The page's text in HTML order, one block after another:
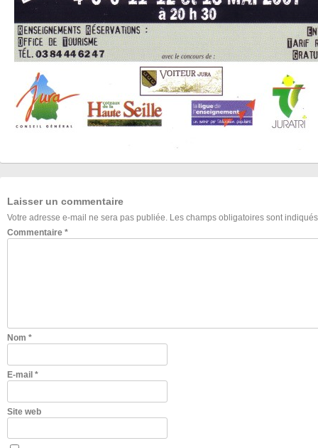
Laisser un commentaire
Votre adresse e-mail ne sera pas publiée. Les champs obligatoires sont
Commentaire *
Nom *
E-mail *
Site web